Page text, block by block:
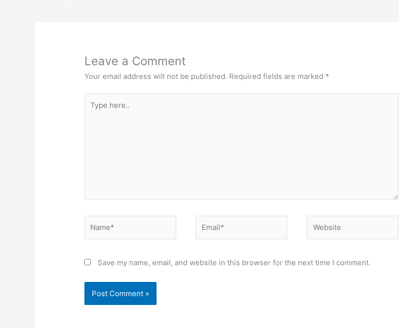
Leave a Comment
Your email address will not be published. Required fields are marked *
here..
Save my name, email, and website in this browser for the next time I comment.